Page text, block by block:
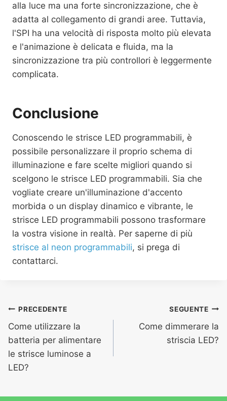
alla luce ma una forte sincronizzazione, che è
adatta al collegamento di grandi aree. Tuttavia,
l'SPI ha una velocità di risposta molto più elevata
e l'animazione è delicata e fluida, ma la
sincronizzazione tra più controllori è leggermente
complicata.
Conclusione
Conoscendo le strisce LED programmabili, è
possibile personalizzare il proprio schema di
illuminazione e fare scelte migliori quando si
scelgono le strisce LED programmabili. Sia che
vogliate creare un'illuminazione d'accento
morbida o un display dinamico e vibrante, le
strisce LED programmabili possono trasformare
la vostra visione in realtà. Per saperne di più
strisce al neon programmabili, si prega di
contattarci.
PRECEDENTE
Come utilizzare la
batteria per alimentare
le strisce luminose a
LED?
SEGUENTE
Come dimmerare la
striscia LED?